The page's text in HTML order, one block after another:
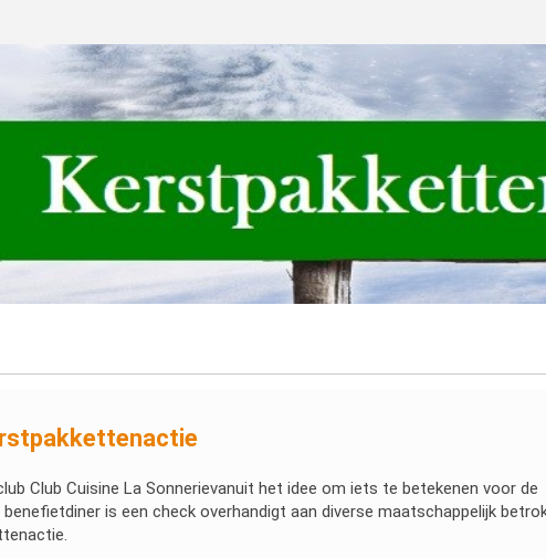
Club Cuisine La Sonnerievanuit het idee om iets te betekenen voor de
is een check overhandigt aan diverse maatschappelijk